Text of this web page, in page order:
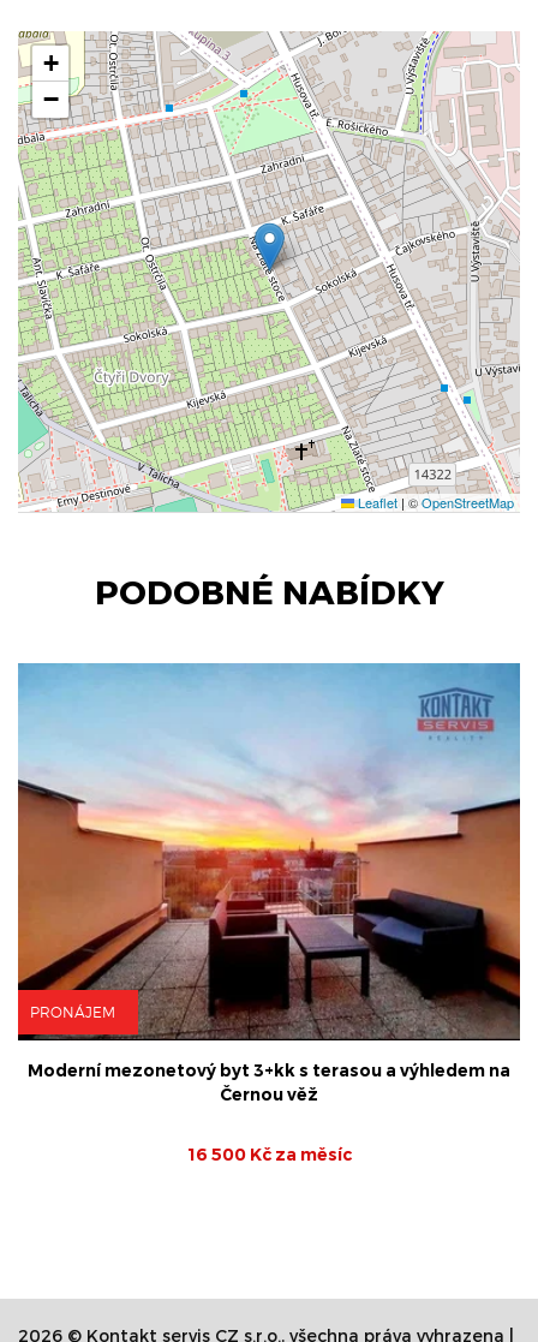
+
−
Leaflet | ©OpenStreetMap
PODOBNÉ NABÍDKY
PRONÁJEM
Moderní mezonetový byt 3+kk s terasou a výhledem na
Černou věž
16 500 Kč za měsíc
2026 © Kontakt servis CZ s.r.o., všechna práva vyhrazena |